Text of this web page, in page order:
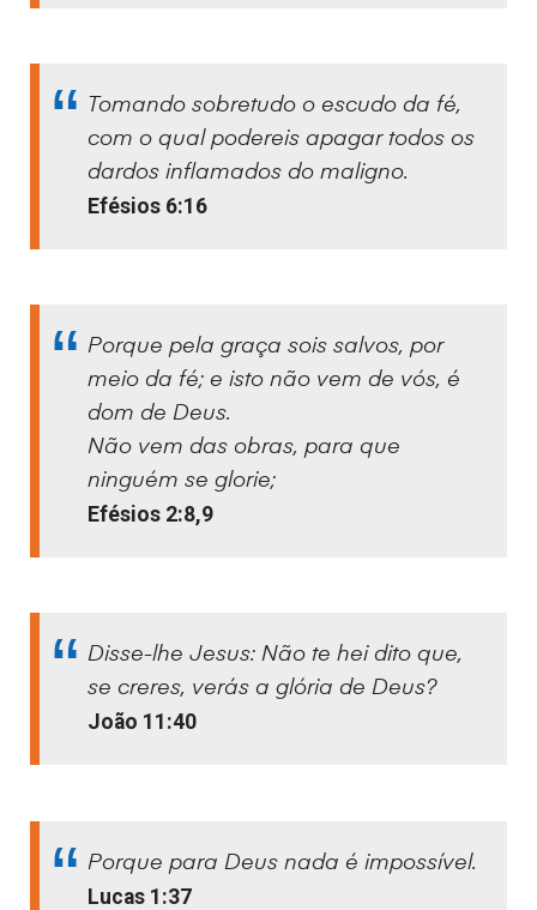
Tomando sobretudo o escudo da fé,
com o qual podereis apagar todos os
dardos inflamados do maligno.
Efésios 6:16
Porque pela graça sois salvos, por
meio da fé; e isto não vem de vós, é
dom de Deus.
Não vem das obras, para que
ninguém se glorie;
Efésios 2:8,9
Disse-lhe Jesus: Não te hei dito que,
se creres, verás a glória de Deus?
João 11:40
Porque para Deus nada é impossível.
Lucas 1:37